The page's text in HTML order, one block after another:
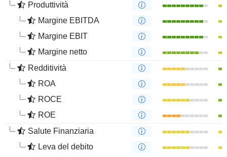
Produttività
Margine EBITDA
Margine EBIT
Margine netto
Redditività
ROA
ROCE
ROE
Salute Finanziaria
Leva del debito